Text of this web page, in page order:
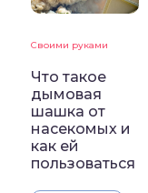
Своими руками
Что такое
дымовая
шашка от
насекомых и
как ей
пользоваться